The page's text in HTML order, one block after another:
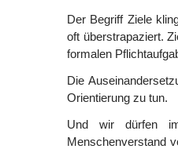
Der Begriff Ziele
oft überstrapaziert.
formalen
Die
Orientierung zu tun.
Und wir dürfen
Menschenverstand